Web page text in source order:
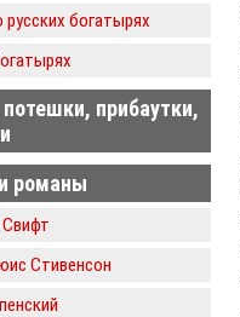
русских богатырях
прибаутки,
романы
Стивенсон